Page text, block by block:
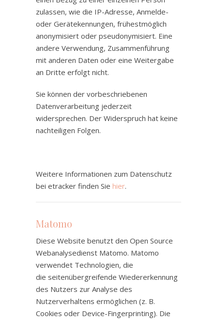
zulassen, wie die IP-Adresse, Anmelde-
oder Gerätekennungen, frühestmöglich
anonymisiert oder pseudonymisiert. Eine
andere Verwendung, Zusammenführung
mit anderen Daten oder eine Weitergabe
an Dritte erfolgt nicht.
Sie können der vorbeschriebenen
Datenverarbeitung jederzeit
widersprechen. Der Widerspruch hat keine
nachteiligen Folgen.
Weitere Informationen zum Datenschutz
bei etracker finden Sie hier.
Matomo
Diese Website benutzt den Open Source
Webanalysedienst Matomo. Matomo
verwendet Technologien, die
die seitenübergreifende Wiedererkennung
des Nutzers zur Analyse des
Nutzerverhaltens ermöglichen (z. B.
Cookies oder Device-Fingerprinting). Die